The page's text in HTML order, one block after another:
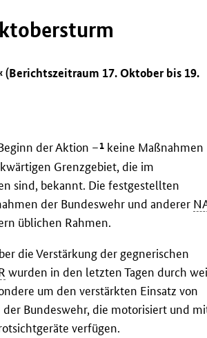
17. Oktober bis 19.
der Aktion –1 keine Maßnahmen
Grenzgebiet, die im
sind, bekannt. Die festgestellten
der Bundeswehr und anderer
üblichen Rahmen.
die Verstärkung der gegnerischen
wurden in den letzten Tagen durch
um den verstärkten Einsatz von
Bundeswehr, die motorisiert und
verfügen.